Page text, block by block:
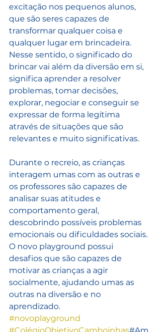
excitação nos pequenos alunos,
que são seres capazes de
transformar qualquer coisa e
qualquer lugar em brincadeira.
Nesse sentido, o significado do
brincar vai além da diversão em si,
significa aprender a resolver
problemas, tomar decisões,
explorar, negociar e conseguir se
expressar de forma legítima
através de situações que são
relevantes e muito significativas.
Durante o recreio, as crianças
interagem umas com as outras e
os professores são capazes de
analisar suas atitudes e
comportamento geral,
descobrindo possíveis problemas
emocionais ou dificuldades sociais.
O novo playground possui
desafios que são capazes de
motivar as crianças a agir
socialmente, ajudando umas as
outras na diversão e no
aprendizado.
#novoplayground